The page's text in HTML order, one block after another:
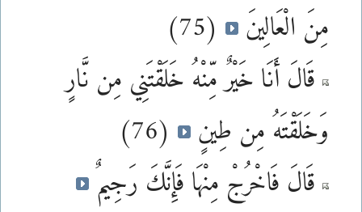
مِنَ الْعَالِينَ
(75)
قَالَ أَنَا خَيْرٌ مِّنْهُ خَلَقْتَنِي مِن نَّارٍ
وَخَلَقْتَهُ مِن طِينٍ
(76)
قَالَ فَاخْرُجْ مِنْهَا فَإِنَّكَ رَجِيمٌ